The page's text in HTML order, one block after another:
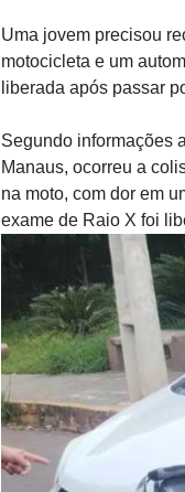
Uma jovem precisou
motocicleta e um
liberada após passar
Segundo informações
Manaus, ocorreu a
na moto, com dor em
exame de Raio X foi